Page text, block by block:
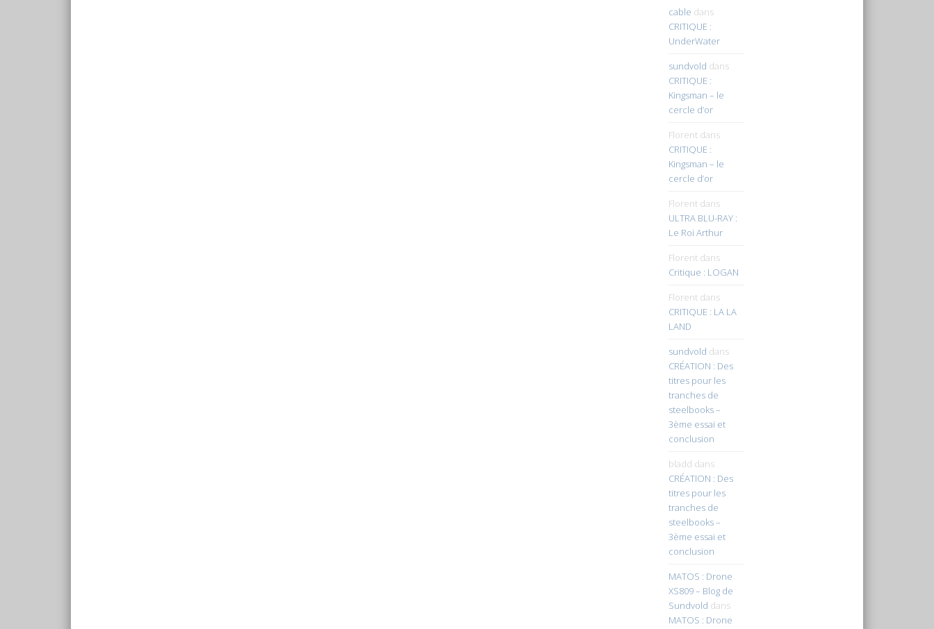
cable dans
CRITIQUE :
UnderWater
sundvold dans
CRITIQUE :
Kingsman – le
cercle d’or
Florentdans
CRITIQUE :
Kingsman – le
cercle d’or
Florentdans
ULTRA BLU-RAY :
Le Roi Arthur
Florentdans
Critique : LOGAN
Florentdans
CRITIQUE : LA LA
LAND
sundvold dans
CRÉATION : Des
titres pour les
tranches de
steelbooks –
3ème essai et
conclusion
bladd dans
CRÉATION : Des
titres pour les
tranches de
steelbooks –
3ème essai et
conclusion
MATOS : Drone
XS809 – Blog de
Sundvold dans
MATOS : Drone